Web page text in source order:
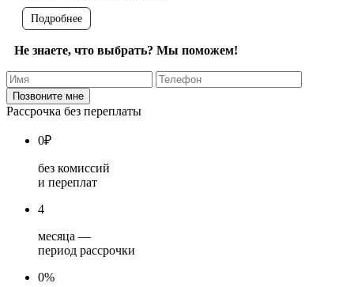
Подробнее
Не знаете, что выбрать? Мы поможем!
Рассрочка без переплаты
0₽
без комиссий
и переплат
4
месяца —
период рассрочки
0%